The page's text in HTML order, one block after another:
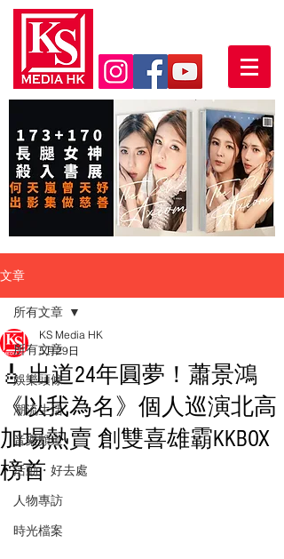
文章
所有文章
娛樂頭條
潮流生活
音樂頻道
活動・好去處
人物專訪
時光檔案
所有文章
🎸 出道24年圓夢！蕭景鴻
《以我為名》個人巡演北高
加場熱賣 創雙喜雄霸KKBOX
榜首
KS Media HK
5月29日